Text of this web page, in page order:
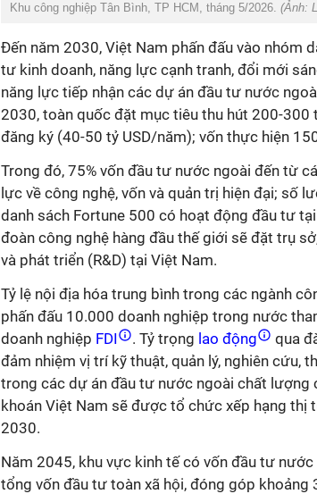
Khu công nghiệp Tân Bình, TP HCM, tháng 5/2026. (Ảnh:
Đến năm 2030, Việt Nam phấn đấu vào nhóm
tư kinh doanh, năng lực cạnh tranh, đổi mới
năng lực tiếp nhận các dự án đầu tư nước
2030, toàn quốc đặt mục tiêu thu hút 200-300
đăng ký (40-50 tỷ USD/năm); vốn thực hiện
Trong đó, 75% vốn đầu tư nước ngoài đến từ
lực về công nghệ, vốn và quản trị hiện đại; số
danh sách Fortune 500 có hoạt động đầu tư
đoàn công nghệ hàng đầu thế giới sẽ đặt trụ
và phát triển (R&D) tại Việt Nam.
Tỷ lệ nội địa hóa trung bình trong các ngành
phấn đấu 10.000 doanh nghiệp trong nước
doanh nghiệp FDI . Tỷ trọng lao động
qua
đảm nhiệm vị trí kỹ thuật, quản lý, nghiên cứu,
trong các dự án đầu tư nước ngoài chất lượng
khoán Việt Nam sẽ được tổ chức xếp hạng thị
2030.
Năm 2045, khu vực kinh tế có vốn đầu tư
tổng vốn đầu tư toàn xã hội, đóng góp khoảng